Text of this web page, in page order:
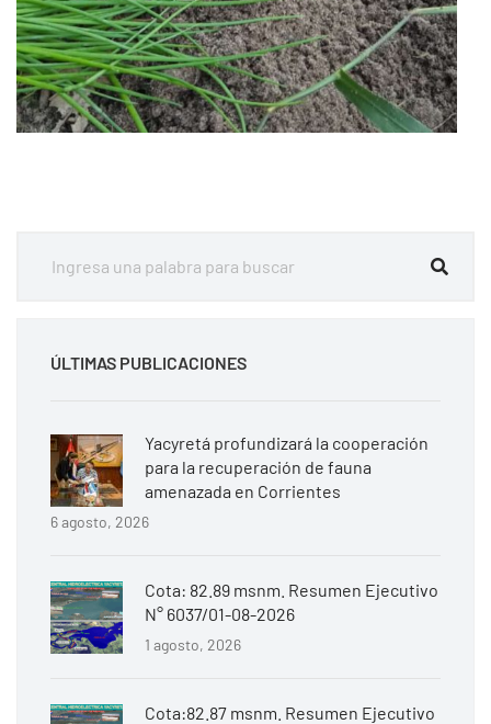
ÚLTIMAS PUBLICACIONES
Yacyretá profundizará la cooperación
para la recuperación de fauna
amenazada en Corrientes
6 agosto, 2026
Cota: 82.89 msnm. Resumen Ejecutivo
N° 6037/01-08-2026
1 agosto, 2026
Cota:82.87 msnm. Resumen Ejecutivo